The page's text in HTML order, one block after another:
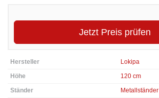
Jetzt Preis prüfen
Hersteller
Lokipa
Höhe
120 cm
Ständer
Metallständer